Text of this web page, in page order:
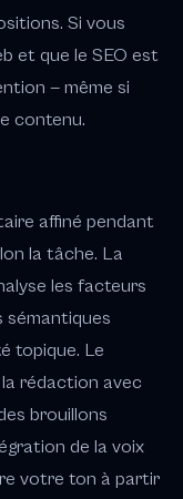
Si vous
et que le SEO est
— même si
contenu.
affiné pendant
la tâche. La
les facteurs
sémantiques
topique. Le
rédaction avec
brouillons
de la voix
votre ton à partir